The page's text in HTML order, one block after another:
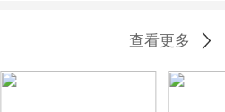
查看更多